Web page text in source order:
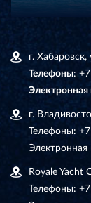
г. Хабаровск,
Телефоны:
Электронная
г.
Телефоны:
Электронная
Royale Yacht
Телефоны: